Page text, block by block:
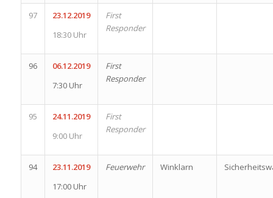
97
23.12.2019
18:30 Uhr
First
Responder
96
06.12.2019
7:30 Uhr
First
Responder
95
24.11.2019
9:00 Uhr
First
Responder
94
23.11.2019
17:00 Uhr
Feuerwehr Winklarn